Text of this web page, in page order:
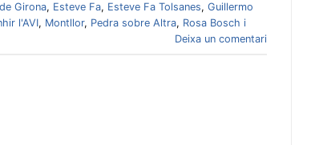
Girona, Esteve Fa, Esteve Fa Tolsanes, Guillermo
l'AVI, Montllor, Pedra sobre Altra, Rosa Bosch i
Deixa un comentari